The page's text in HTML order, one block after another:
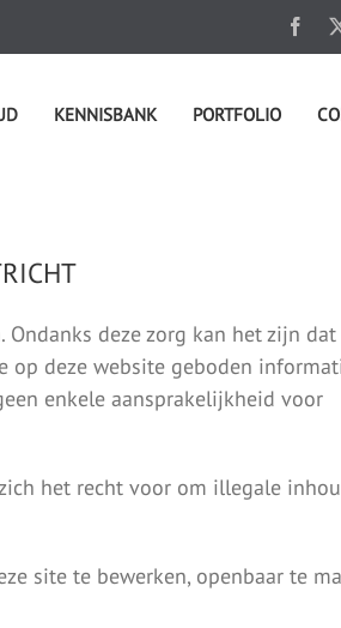
KENNISBANK PORTFOLIO
deze zorg kan het zijn dat
deze website geboden
enkele aansprakelijkheid voor
het recht voor om illegale
site te bewerken, openbaar te